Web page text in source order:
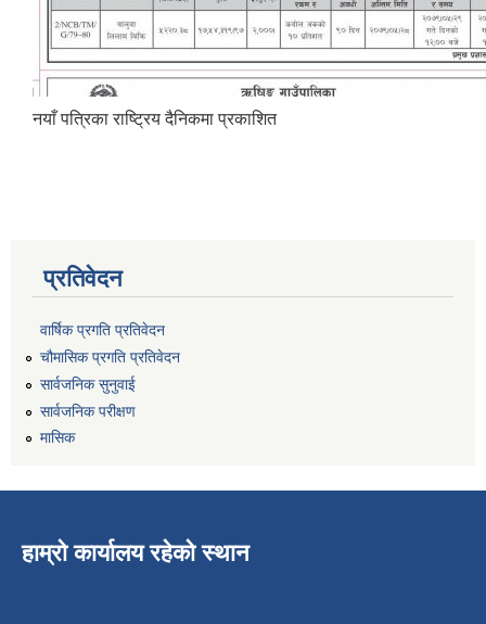
नयाँ पत्रिका राष्ट्रिय दैनिकमा प्रकाशित
प्रतिवेदन
वार्षिक प्रगति प्रतिवेदन
चौमासिक प्रगति प्रतिवेदन
सार्वजनिक सुनुवाई
सार्वजनिक परीक्षण
मासिक
हाम्रो कार्यालय रहेको स्थान